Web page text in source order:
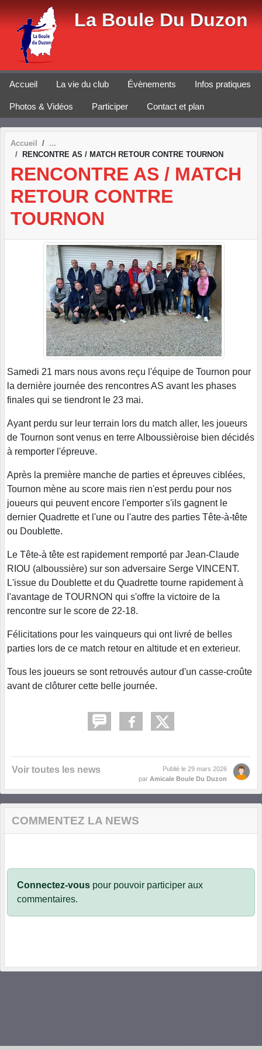
La Boule Du Duzon
Accueil La vie du club Évènements Infos pratiques
Photos & Vidéos Participer Contact et plan
Accueil
RENCONTRE AS / MATCH RETOUR CONTRE TOURNON
RENCONTRE AS / MATCH
RETOUR CONTRE
TOURNON
Samedi 21 mars nous avons reçu l'équipe de Tournon pour
la dernière journée des rencontres AS avant les phases
finales qui se tiendront le 23 mai.
Ayant perdu sur leur terrain lors du match aller, les joueurs
de Tournon sont venus en terre Alboussièroise bien décidés
à remporter l'épreuve.
Après la première manche de parties et épreuves ciblées,
Tournon mène au score mais rien n'est perdu pour nos
joueurs qui peuvent encore l'emporter s'ils gagnent le
dernier Quadrette et l'une ou l'autre des parties Tête-à-tête
ou Doublette.
Le Tête-à tête est rapidement remporté par Jean-Claude
RIOU (alboussière) sur son adversaire Serge VINCENT.
L'issue du Doublette et du Quadrette tourne rapidement à
l'avantage de TOURNON qui s'offre la victoire de la
rencontre sur le score de 22-18.
Félicitations pour les vainqueurs qui ont livré de belles
parties lors de ce match retour en altitude et en exterieur.
Tous les joueurs se sont retrouvés autour d'un casse-croûte
avant de clôturer cette belle journée.
Voir toutes les news Publié le 29 mars 2026
par Amicale Boule Du Duzon
COMMENTEZ LA NEWS
Connectez-vous pour pouvoir participer aux
commentaires.
Panneau de gestion des cookies